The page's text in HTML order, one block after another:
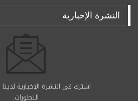
النشرة الإخبارية
اشترك في النشرة الإخبارية
التطورات.